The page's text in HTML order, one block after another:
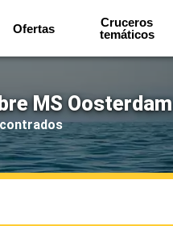
Ofertas
Cruceros
temáticos
MS Oosterdam